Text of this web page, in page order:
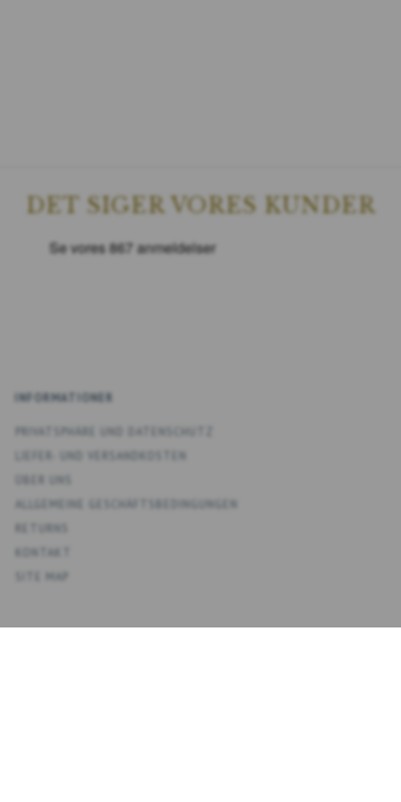
DET SIGER VORES KUNDER
INFORMATIONER
LIEFER- UND VERSANDKOSTEN
ALLGEMEINE GESCHÄFTSBEDINGUNGEN
KONTAKT
SITE MAP